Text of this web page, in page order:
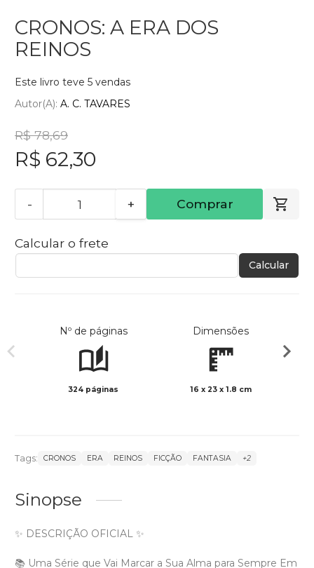
CRONOS: A ERA DOS
REINOS
Este livro teve 5 vendas
Autor(a): A. C. TAVARES
R$ 78,69
R$ 62,30
- + Comprar
Calcular o frete
Calcular
Nº de páginas
324 páginas
Dimensões
16 x 23 x 1.8 cm
Tags: CRONOS ERA REINOS FICÇÃO FANTASIA +2
Sinopse
✨ DESCRIÇÃO OFICIAL ✨
📚 Uma Série que Vai Marcar a Sua Alma para Sempre Em